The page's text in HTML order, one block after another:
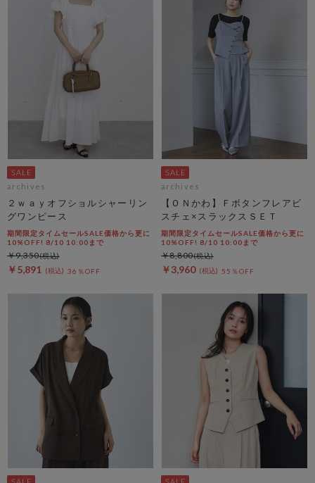
archives
２ｗａｙオフショルシャーリン
グワンピース
期間限定タイムセールSALE価格から更に
10%OFF! 8/10 10:00まで
￥5,891 36％OFF
￥9,350
archives
【ＯＮかわ】Ｆボタンフレアビ
スチェ×スラックスＳＥＴ
期間限定タイムセールSALE価格から更に
10%OFF! 8/10 10:00まで
￥3,960 55％OFF
￥8,800